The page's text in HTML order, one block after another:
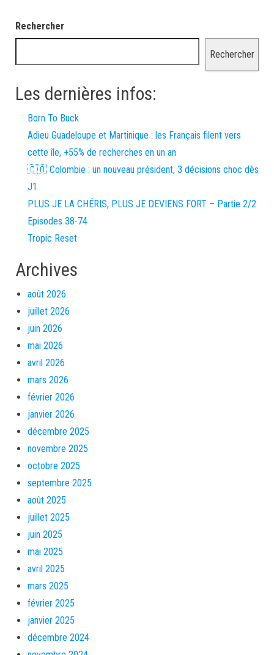
Rechercher
Rechercher
Les dernières infos:
Born To Buck
Adieu Guadeloupe et Martinique : les Français filent vers
cette île, +55% de recherches en un an
🇨🇴 Colombie : un nouveau président, 3 décisions choc dès
J1
PLUS JE LA CHÉRIS, PLUS JE DEVIENS FORT – Partie 2/2
Episodes 38-74
Tropic Reset
Archives
août 2026
juillet 2026
juin 2026
mai 2026
avril 2026
mars 2026
février 2026
janvier 2026
décembre 2025
novembre 2025
octobre 2025
septembre 2025
août 2025
juillet 2025
juin 2025
mai 2025
avril 2025
mars 2025
février 2025
janvier 2025
décembre 2024